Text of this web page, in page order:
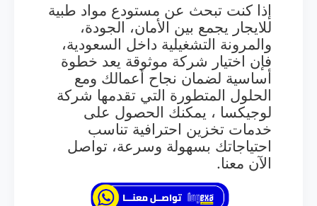
إذا كنت تبحث عن مستودع مواد طبية
للايجار يجمع بين الأمان، الجودة،
والمرونة التشغيلية داخل السعودية،
فإن اختيار شركة موثوقة يعد خطوة
أساسية لضمان نجاح أعمالك ومع
الحلول المتطورة التي تقدمها شركة
لوجيكسا ، يمكنك الحصول على
خدمات تخزين احترافية تناسب
احتياجاتك بسهولة وسرعة، تواصل
الآن معنا.